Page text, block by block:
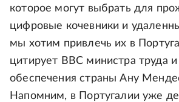
которое могут выбрать для
цифровые кочевники и
мы хотим привлечь их в
цитирует BBC министра труда
обеспечения страны Ану
Напомним, в Португалии уже